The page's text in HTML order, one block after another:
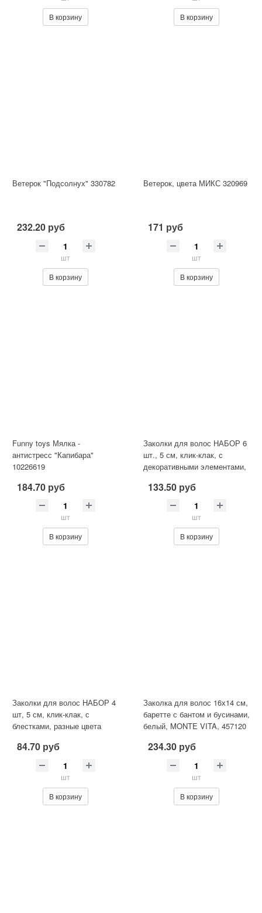
В корзину
В корзину
Ветерок "Подсолнух" 330782
232.20 руб
шт
В корзину
Ветерок, цвета МИКС 320969
171 руб
шт
В корзину
Funny toys Мялка -
антистресс "Капибара"
10226619
184.70 руб
шт
В корзину
Заколки для волос НАБОР 6
шт., 5 см, клик-клак, с
декоративными элементами,
133.50 руб
шт
В корзину
Заколки для волос НАБОР 4
шт, 5 см, клик-клак, с
блестками, разные цвета
84.70 руб
шт
В корзину
Заколка для волос 16х14 см,
баретте с бантом и бусинами,
белый, MONTE VITA, 457120
234.30 руб
шт
В корзину